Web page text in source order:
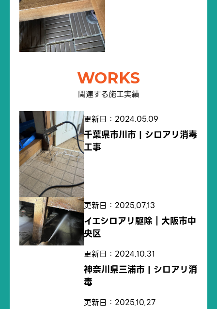
WORKS
関連する施工実績
更新日：2024.05.09
千葉県市川市 | シロアリ消毒
工事
更新日：2025.07.13
イエシロアリ駆除｜大阪市中
央区
更新日：2024.10.31
神奈川県三浦市 | シロアリ消
毒
更新日：2025.10.27